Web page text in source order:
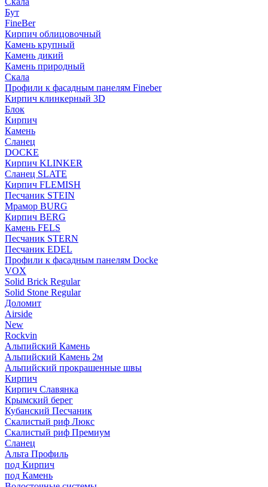
Бут
FineBer
Кирпич облицовочный
Камень крупный
Камень дикий
Камень природный
Скала
Профили к фасадным панелям Fineber
Кирпич клинкерный 3D
Блок
Кирпич
Камень
Сланец
DOCKE
Кирпич KLINKER
Сланец SLATE
Кирпич FLEMISH
Пес­ча­ник STEIN
Мрамор BURG
Кирпич BERG
Камень FELS
Пес­ча­ник STERN
Пес­ча­ник EDEL
Профили к фасадным панелям Docke
VOX
Solid Brick Regular
Solid Stone Regular
Доломит
Airside
New
Rockvin
Альпийский Камень
Альпийский Камень 2м
Альпийский прокрашенные швы
Кирпич
Кирпич Славянка
Крымский берег
Кубанский Песчаник
Скалистый риф Люкс
Скалистый риф Премиум
Сланец
Альта Профиль
под Кирпич
под Камень